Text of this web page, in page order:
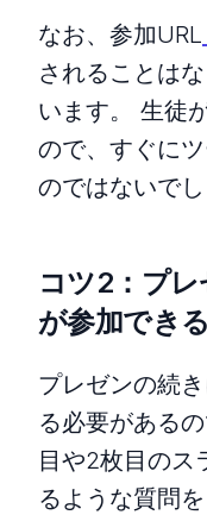
なお、参加URL
されることは
います。 生徒
ので、すぐに
のではないで
コツ2：プ
が参加でき
プレゼンの続
る必要がある
目や2枚目のス
るような質問